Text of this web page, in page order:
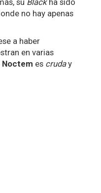
su Blackha sido
no hay apenas
a haber
en varias
Noctem es cruday